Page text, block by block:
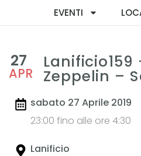
EVENTI
27
APR
Lanificio159
Zeppelin –
sabato 27 Aprile 2019
23:00 fino alle ore 4:30
Lanificio